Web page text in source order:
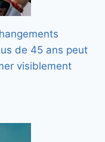
de 45 ans peut
visiblement